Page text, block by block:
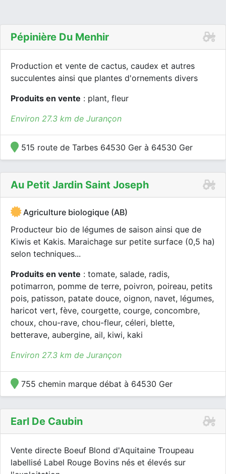
Pépinière Du Menhir
Production et vente de cactus, caudex et autres
succulentes ainsi que plantes d'ornements divers
Produits en vente : plant, fleur
Environ 27.3 km de Jurançon
515 route de Tarbes 64530 Ger à 64530 Ger
Au Petit Jardin Saint Joseph
Agriculture biologique (AB)
Producteur bio de légumes de saison ainsi que de
Kiwis et Kakis. Maraichage sur petite surface (0,5 ha)
selon techniques...
Produits en vente : tomate, salade, radis,
potimarron, pomme de terre, poivron, poireau, petits
pois, patisson, patate douce, oignon, navet, légumes,
haricot vert, fève, courgette, courge, concombre,
choux, chou-rave, chou-fleur, céleri, blette,
betterave, aubergine, ail, kiwi, kaki
Environ 27.3 km de Jurançon
755 chemin marque débat à 64530 Ger
Earl De Caubin
Vente directe Boeuf Blond d'Aquitaine Troupeau
labellisé Label Rouge Bovins nés et élevés sur